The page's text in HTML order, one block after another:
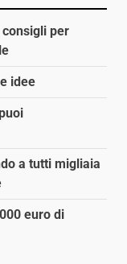
per
idee
a tutti migliaia
euro di